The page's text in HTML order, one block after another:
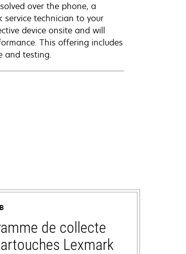
over the phone, a
service technician to your
device onsite and will
This offering includes
and testing.
de collecte
Lexmark